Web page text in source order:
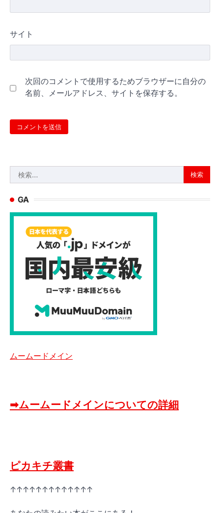
サイト
次回のコメントで使用するためブラウザーに自分の
名前、メールアドレス、サイトを保存する。
索:
GA
ムームードメイン
➡ムームードメインについての詳細
ピカキチ叢書
↑↑↑↑↑↑↑↑↑↑↑↑↑